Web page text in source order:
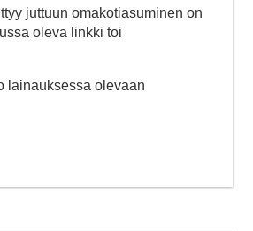
juttuun omakotiasuminen on
oleva linkki toi
lainauksessa olevaan